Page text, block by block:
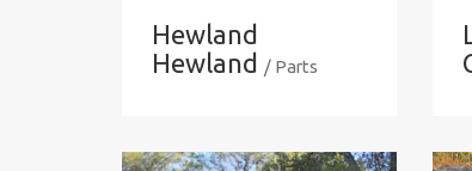
Hewland
Hewland / Parts